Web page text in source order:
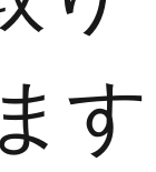
す